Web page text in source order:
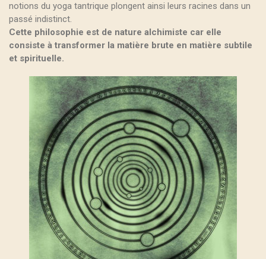
notions du yoga tantrique plongent ainsi leurs racines dans un
passé indistinct.
Cette philosophie est de nature alchimiste car elle
consiste à transformer la matière brute en matière subtile
et spirituelle.